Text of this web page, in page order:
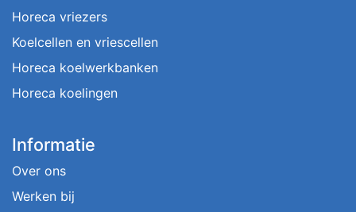
Horeca vriezers
Koelcellen en vriescellen
Horeca koelwerkbanken
Horeca koelingen
Informatie
Over ons
Werken bij